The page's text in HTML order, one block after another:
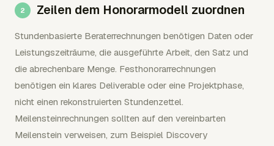
Zeilen dem Honorarmodell zuordnen
Stundenbasierte Beraterrechnungen benötigen Daten oder
Leistungszeiträume, die ausgeführte Arbeit, den Satz und
die abrechenbare Menge. Festhonorarrechnungen
benötigen ein klares Deliverable oder eine Projektphase,
nicht einen rekonstruierten Stundenzettel.
Meilensteinrechnungen sollten auf den vereinbarten
Meilenstein verweisen, zum Beispiel Discovery